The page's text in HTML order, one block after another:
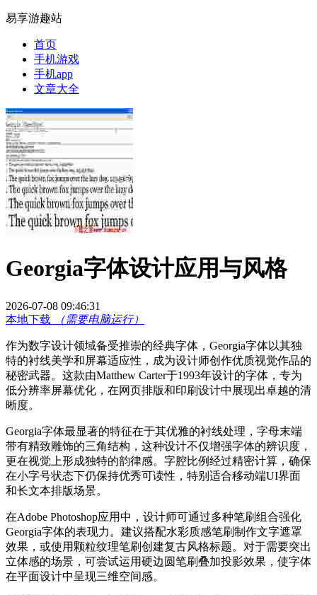
易享游趣站
首页
手机游戏
手机app
文章大全
Georgia字体设计应用与风格
2026-07-08 09:46:31
本地下载
（需要电脑运行）
作为数字设计领域备受推崇的经典字体，Georgia字体以其独
特的衬线美学和屏幕适应性，成为设计师创作优质视觉作品的
秘密武器。这款由Matthew Carter于1993年设计的字体，专为
低分辨率屏幕优化，在网页排版和印刷设计中展现出卓越的清
晰度。
Georgia字体最显著的特征在于其优雅的衬线处理，字母末端
带有精致雕饰的三角结构，这种设计不仅增强字体的辨识度，
更在视觉上形成独特的韵律感。字腔比例经过精密计算，确保
在小字号状态下仍保持优秀可读性，特别适合移动端UI界面
和长文本排版场景。
在Adobe Photoshop应用中，设计师可通过多种笔刷组合强化
Georgia字体的表现力。建议搭配水彩质感笔刷制作文字遮罩
效果，或使用颗粒纹理笔刷创建复古风格标题。对于需要突出
立体感的场景，可尝试运用硬边圆笔刷叠加投影效果，使字体
在平面设计中呈现三维空间感。